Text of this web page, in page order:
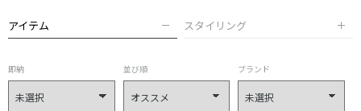
アイテム スタイリング
即納 並び順 ブランド